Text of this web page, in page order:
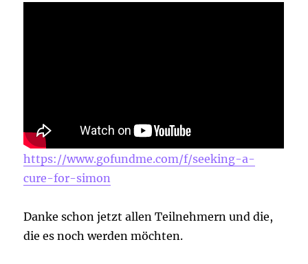
https://www.gofundme.com/f/seeking-a-
cure-for-simon
Danke schon jetzt allen Teilnehmern und die,
die es noch werden möchten.